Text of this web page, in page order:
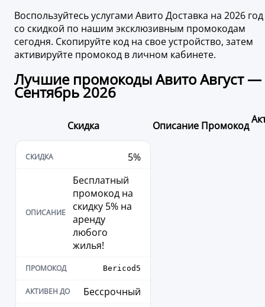
Воспользуйтесь услугами Авито Доставка на 2026 год
со скидкой по нашим эксклюзивным промокодам
сегодня. Скопируйте код на свое устройство, затем
активируйте промокод в личном кабинете.
Лучшие промокоды Авито Август —
Сентябрь 2026
Скидка Описание Промокод
5%
Бесплатный
промокод на
скидку 5% на
аренду
любого
жилья!
Bericod5
Бессрочный